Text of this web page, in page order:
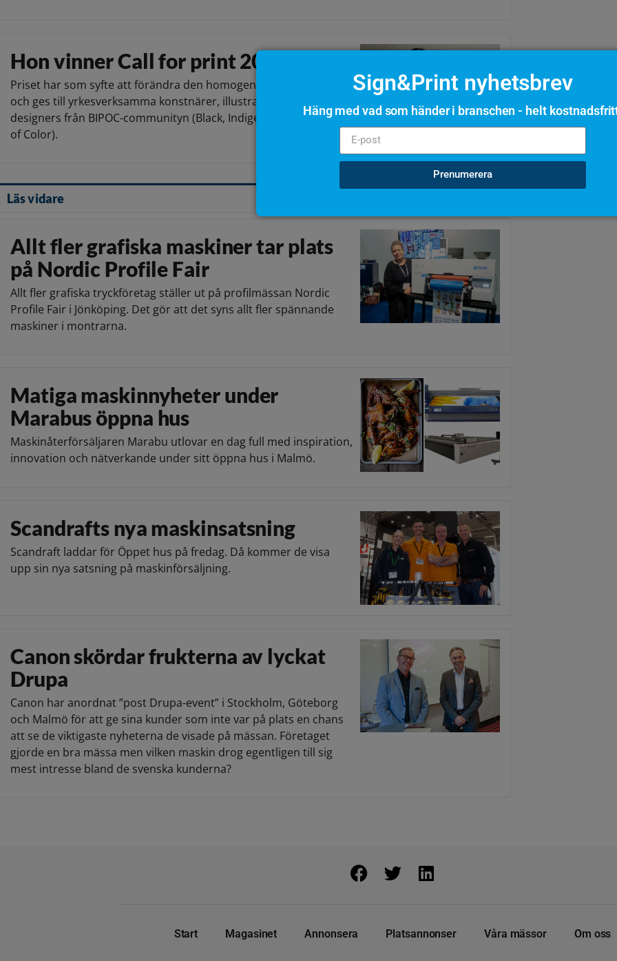
Hon vinner Call for print 2026
Priset har som syfte att förändra den homogena konstscenen
och ges till yrkesverksamma konstnärer, illustratörer eller grafisk
designers från BIPOC-communityn (Black, Indigenous, and People
of Color).
Läs vidare
Allt fler grafiska maskiner tar plats
på Nordic Profile Fair
Allt fler grafiska tryckföretag ställer ut på profilmässan Nordic
Profile Fair i Jönköping. Det gör att det syns allt fler spännande
maskiner i montrarna.
Matiga maskinnyheter under
Marabus öppna hus
Maskinåterförsäljaren Marabu utlovar en dag full med inspiration,
innovation och nätverkande under sitt öppna hus i Malmö.
Scandrafts nya maskinsatsning
Scandraft laddar för Öppet hus på fredag. Då kommer de visa
upp sin nya satsning på maskinförsäljning.
Canon skördar frukterna av lyckat
Drupa
Canon har anordnat ”post Drupa-event” i Stockholm, Göteborg
och Malmö för att ge sina kunder som inte var på plats en chans
att se de viktigaste nyheterna de visade på mässan. Företaget
gjorde en bra mässa men vilken maskin drog egentligen till sig
mest intresse bland de svenska kunderna?
Start Magasinet Annonsera Platsannonser Våra mässor Om oss
Sign&Print nyhetsbrev
Häng med vad som händer i branschen - helt
Prenumerera